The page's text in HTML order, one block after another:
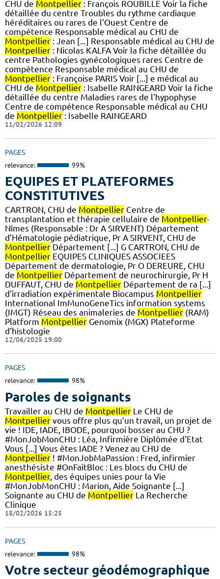
CHU de Montpellier : François ROUBILLE Voir la fiche
détaillée du centre Troubles du rythme cardiaque
héréditaires ou rares de l’Ouest Centre de
compétence Responsable médical au CHU de
Montpellier : Jean [...] Responsable médical au CHU de
Montpellier : Nicolas KALFA Voir la fiche détaillée du
centre Pathologies gynécologiques rares Centre de
compétence Responsable médical au CHU de
Montpellier : Françoise PARIS Voir [...] e médical au
CHU de Montpellier : Isabelle RAINGEARD Voir la fiche
détaillée du centre Maladies rares de l'hypophyse
Centre de compétence Responsable médical au CHU
de Montpellier : Isabelle RAINGEARD
11/02/2026 12:09
PAGES
relevance: 99%
EQUIPES ET PLATEFORMES
CONSTITUTIVES
CARTRON, CHU de Montpellier Centre de
transplantation et thérapie cellulaire de Montpellier-
Nîmes (Responsable : Dr A SIRVENT) Département
d’Hématologie pédiatrique, Pr A SIRVENT, CHU de
Montpellier Département [...] G CARTRON, CHU de
Montpellier EQUIPES CLINIQUES ASSOCIEES
Département de dermatologie, Pr O DEREURE, CHU
de Montpellier Département de neurochirurgie, Pr H
DUFFAUT, CHU de Montpellier Département de ra [...]
d'irradiation expérimentale Biocampus Montpellier
International ImMunoGeneTics information systems
(IMGT) Réseau des animaleries de Montpellier (RAM)
Platform Montpellier Genomix (MGX) Plateforme
d'histologie
12/06/2025 19:00
PAGES
relevance: 98%
Paroles de soignants
Travailler au CHU de Montpellier Le CHU de
Montpellier vous offre plus qu’un travail, un projet de
vie ! IDE, IADE, IBODE, pourquoi bosser au CHU ?
#MonJobMonCHU : Léa, Infirmière Diplômée d'Etat
Vous [...] Vous êtes IADE ? Venez au CHU de
Montpellier ! #MonJobMaPassion : Fred, infirmier
anesthésiste #OnFaitBloc : Les blocs du CHU de
Montpellier, des équipes unies pour la Vie
#MonJobMonCHU : Marion, Aide Soignante [...]
Soignante au CHU de Montpellier La Recherche
Clinique
18/02/2026 15:25
PAGES
relevance: 98%
Votre secteur géodémographique